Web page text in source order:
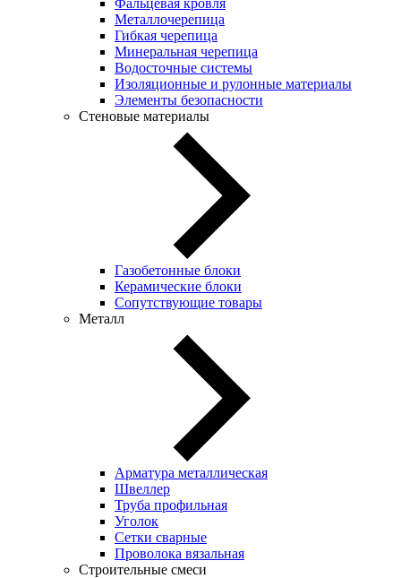
Металлочерепица
Гибкая черепица
Минеральная черепица
Водосточные системы
Изоляционные и рулонные материалы
Элементы безопасности
Стеновые материалы
Газобетонные блоки
Керамические блоки
Сопутствующие товары
Металл
Арматура металлическая
Швеллер
Труба профильная
Уголок
Сетки сварные
Проволока вязальная
Строительные смеси